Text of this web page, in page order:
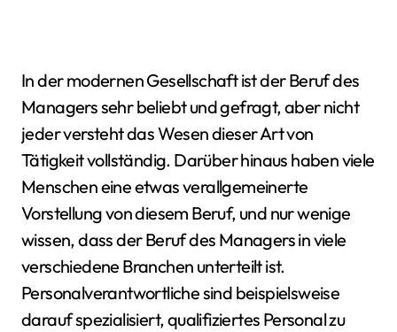
In der modernen Gesellschaft ist der Beruf des
Managers sehr beliebt und gefragt, aber nicht
jeder versteht das Wesen dieser Art von
Tätigkeit vollständig. Darüber hinaus haben viele
Menschen eine etwas verallgemeinerte
Vorstellung von diesem Beruf, und nur wenige
wissen, dass der Beruf des Managers in viele
verschiedene Branchen unterteilt ist.
Personalverantwortliche sind beispielsweise
darauf spezialisiert, qualifiziertes Personal zu